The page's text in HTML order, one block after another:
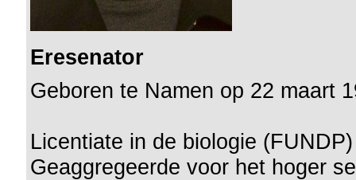
Eresenator
Geboren te Namen op 22 maart
Licentiate in de biologie (FUNDP)
Geaggregeerde voor het hoger